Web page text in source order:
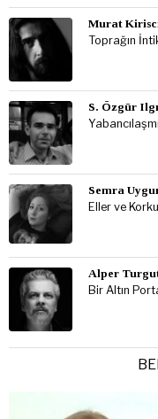
Murat
Toprağın
S. Özgür
Semra
Eller ve
Alper
Bir Altın